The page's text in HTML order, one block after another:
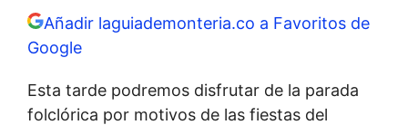
Añadir laguiademonteria.co a Favoritos de
Google
Esta tarde podremos disfrutar de la parada
folclórica por motivos de las fiestas del